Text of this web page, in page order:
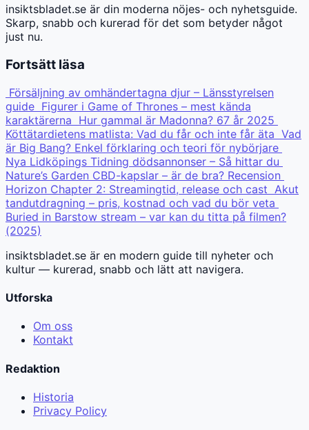
insiktsbladet.se är din moderna nöjes- och nyhetsguide.
Skarp, snabb och kurerad för det som betyder något
just nu.
Fortsätt läsa
Försäljning av omhändertagna djur – Länsstyrelsen
guide Figurer i Game of Thrones – mest kända
karaktärerna Hur gammal är Madonna? 67 år 2025
Köttätardietens matlista: Vad du får och inte får äta Vad
är Big Bang? Enkel förklaring och teori för nybörjare
Nya Lidköpings Tidning dödsannonser – Så hittar du
Nature’s Garden CBD-kapslar – är de bra? Recension
Horizon Chapter 2: Streamingtid, release och cast Akut
tandutdragning – pris, kostnad och vad du bör veta
Buried in Barstow stream – var kan du titta på filmen?
(2025)
insiktsbladet.se är en modern guide till nyheter och
kultur — kurerad, snabb och lätt att navigera.
Utforska
Om oss
Kontakt
Redaktion
Historia
Privacy Policy